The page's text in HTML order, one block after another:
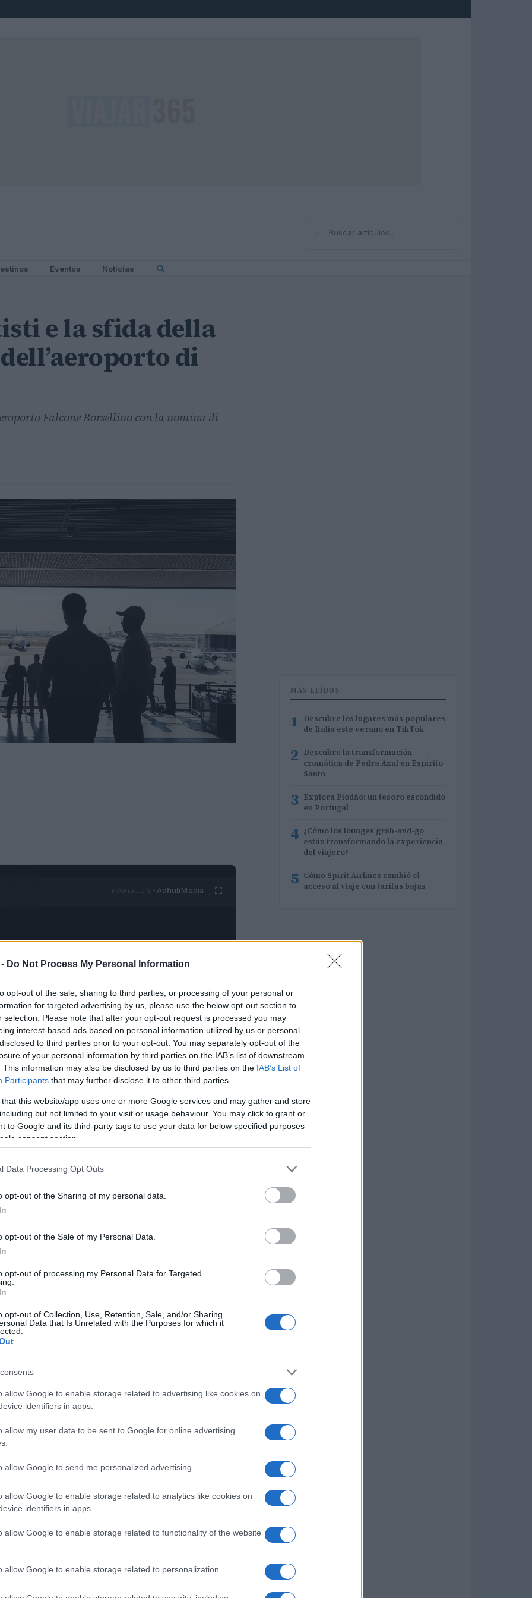
Do Not Process My Personal Information
opt-out of the sale, sharing to third parties, or processing of your personal or
for targeted advertising by us, please use the below opt-out section to
selection. Please note that after your opt-out request is processed you may
interest-based ads based on personal information utilized by us or personal
to third parties prior to your opt-out. You may separately opt-out of the
of your personal information by third parties on the IAB’s list of downstream
This information may also be disclosed by us to third parties on the IAB’s List of
Participants that may further disclose it to other third parties.
this website/app uses one or more Google services and may gather and store
but not limited to your visit or usage behaviour. You may click to grant or
to Google and its third-party tags to use your data for below specified purposes
consent section.
Data Processing Opt Outs
opt-out of the Sharing of my personal data.
opt-out of the Sale of my Personal Data.
opt-out of processing my Personal Data for Targeted
opt-out of Collection, Use, Retention, Sale, and/or Sharing
Data that Is Unrelated with the Purposes for which it
allow Google to enable storage related to advertising like cookies on
identifiers in apps.
allow my user data to be sent to Google for online advertising
allow Google to send me personalized advertising.
allow Google to enable storage related to analytics like cookies on
identifiers in apps.
allow Google to enable storage related to functionality of the website
allow Google to enable storage related to personalization.
⌕Buscar
Eventos Noticias
e la sfida della
di
Falcone Borsellino con la nomina di
AdhubMedia
como administrador delegado de
la trayectoria de esta importante
esta decisión? No se trata solo de
una fase de privatización y
la región siciliana,
esta transformación.
enFiat, donde ocupó roles clave en el
en el ámbito del transporte italiano.
contribuyendo a redefinir el concepto de
su capacidad estratégica para
evolución.
MÁS LEÍDOS
1 Descubre los lugares más populares
de Italia este verano en TikTok
2 Descubre la transformación
cromática de Pedra Azul en Espírito
Santo
3 Explora Piodão: un tesoro escondido
en Portugal
4 ¿Cómo los lounges grab-and-go
están transformando la experiencia
del viajero?
5 Cómo Spirit Airlines cambió el
acceso al viaje con tarifas bajas